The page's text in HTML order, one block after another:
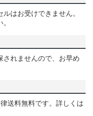
はお受けできません。
されませんので、お早め
送料無料です。詳しくは